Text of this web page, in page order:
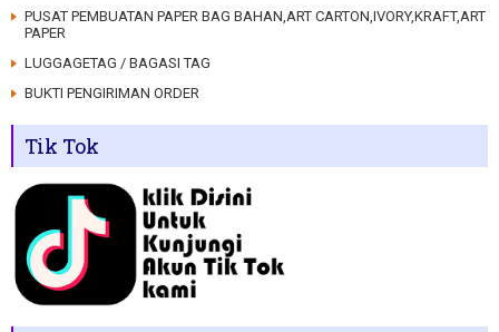
PUSAT PEMBUATAN PAPER BAG BAHAN,ART CARTON,IVORY,KRAFT,ART
PAPER
LUGGAGETAG / BAGASI TAG
BUKTI PENGIRIMAN ORDER
Tik Tok